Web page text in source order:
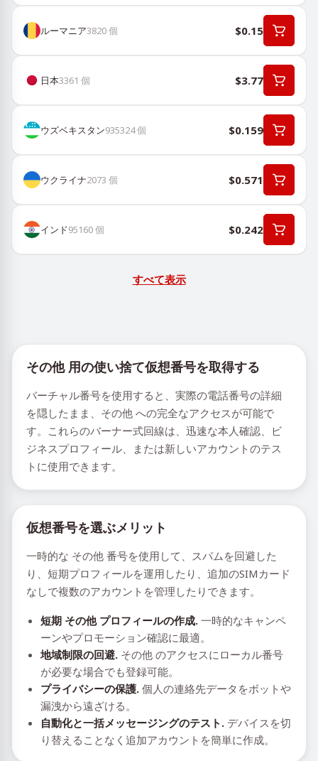
ルーマニア3820個 $0.15
日本3361 個 $3.77
ウズベキスタン935324個 $0.159
ウクライナ2073 個 $0.571
インド95160個 $0.242
すべて表示
その他 用の使い捨て仮想番号を取得する
バーチャル番号を使用すると、実際の電話番号の詳細
を隠したまま、その他 への完全なアクセスが可能で
す。これらのバーナー式回線は、迅速な本人確認、ビ
ジネスプロフィール、または新しいアカウントのテス
トに使用できます。
仮想番号を選ぶメリット
一時的な その他 番号を使用して、スパムを回避した
り、短期プロフィールを運用したり、追加のSIMカード
なしで複数のアカウントを管理したりできます。
短期 その他 プロフィールの作成. 一時的なキャンペ
ーンやプロモーション確認に最適。
地域制限の回避. その他 のアクセスにローカル番号
が必要な場合でも登録可能。
プライバシーの保護. 個人の連絡先データをボットや
漏洩から遠ざける。
自動化と一括メッセージングのテスト. デバイスを切
り替えることなく追加アカウントを簡単に作成。